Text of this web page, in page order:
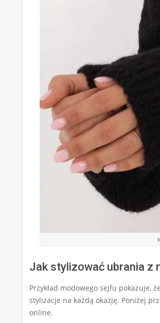
Jak stylizować ubrania z
Przykład modowego sejfu pokazuje,
stylizacje na każdą okazję. Poniżej
online.